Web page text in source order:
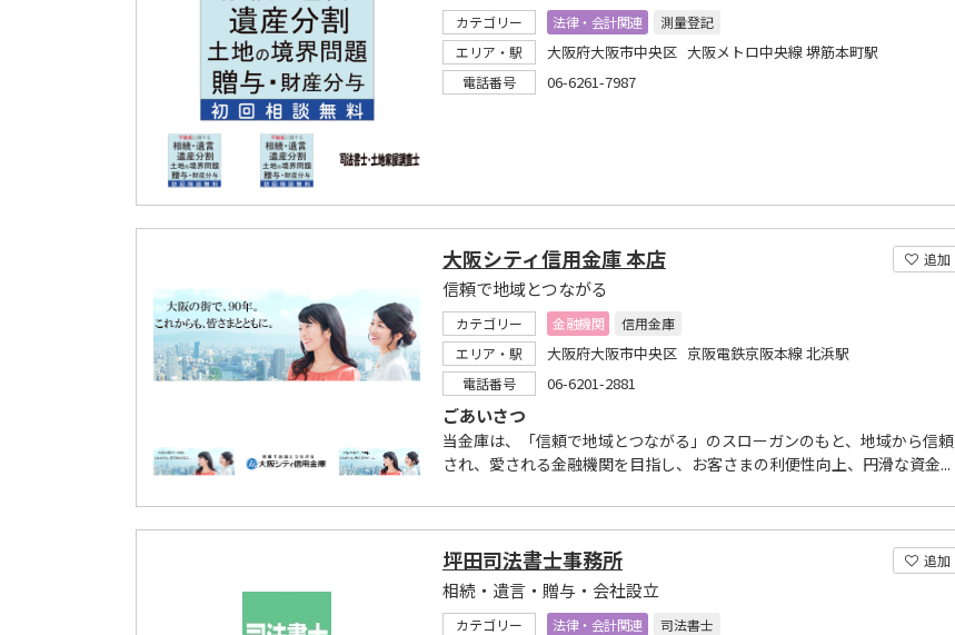
カテゴリー 法律・会計関連
測量登記
エリア・駅
大阪府大阪市中央区 大阪メトロ中央線 堺筋本町駅
電話番号 06-6261-7987
追加
大阪シティ信用金庫 本店
信頼で地域とつながる
カテゴリー 金融機関
信用金庫
エリア・駅
大阪府大阪市中央区 京阪電鉄京阪本線 北浜駅
電話番号 06-6201-2881
ごあいさつ
当金庫は、「信頼で地域とつながる」のスローガンのもと、地域から信頼
され、愛される金融機関を目指し、お客さまの利便性向上、円滑な資金...
追加
坪田司法書士事務所
相続・遺言・贈与・会社設立
カテゴリー 法律・会計関連
司法書士